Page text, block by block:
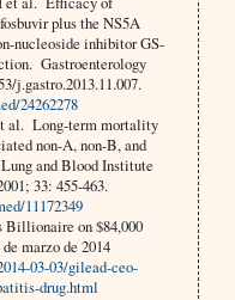
plus the NS5A
nucleoside inhibitor GS-
Gastroenterology
j.gastro.2013.11.007.
24262278
al. Long-term mortality
non-A, non-B, and
and Blood Institute
33: 455-463.
11172349
Billionaire on $84,000
marzo de 2014
03-03/gilead-ceo-
drug.html